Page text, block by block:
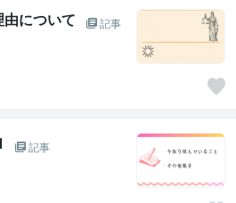
由について
記事
記事